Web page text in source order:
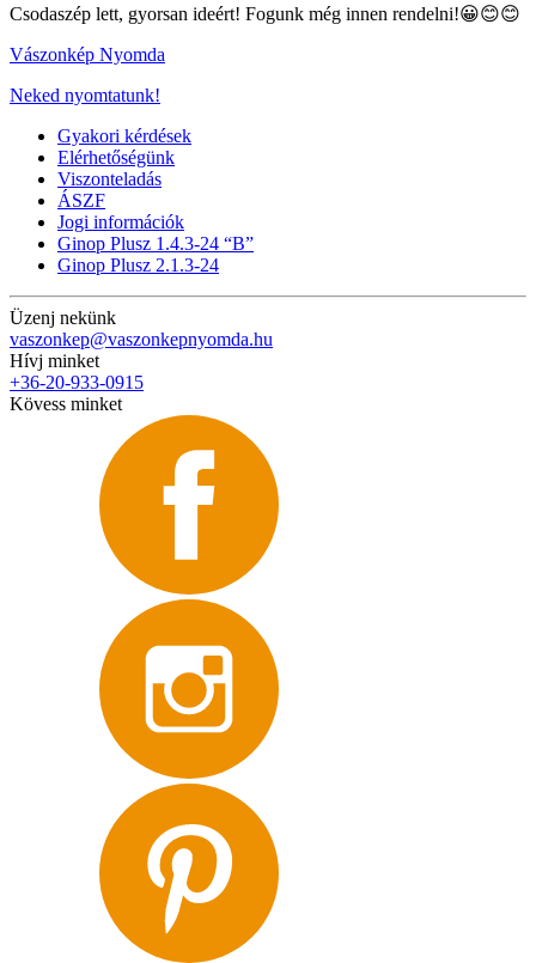
Csodaszép lett, gyorsan ideért! Fogunk még innen rendelni!😀😊😊
Vászonkép Nyomda
Neked nyomtatunk!
Gyakori kérdések
Elérhetőségünk
Viszonteladás
ÁSZF
Jogi információk
Ginop Plusz 1.4.3-24 “B”
Ginop Plusz 2.1.3-24
Üzenj nekünk
vaszonkep@vaszonkepnyomda.hu
Hívj minket
+36-20-933-0915
Kövess minket